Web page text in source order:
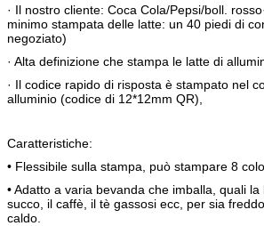
· Il nostro cliente: Coca Cola/Pepsi/boll.
minimo stampata delle latte: un 40 piedi di
negoziato)
· Alta definizione che stampa le latte di
· Il codice rapido di risposta è stampato nel
alluminio (codice di 12*12mm QR),
Caratteristiche:
• Flessibile sulla stampa, può stampare 8
• Adatto a varia bevanda che imballa, quali
succo, il caffè, il tè gassosi ecc, per sia
caldo.